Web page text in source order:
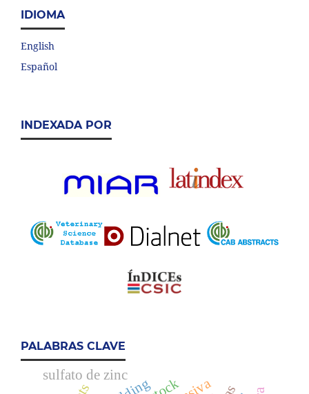
IDIOMA
English
Español
INDEXADA POR
PALABRAS CLAVE
sulfato de zinc